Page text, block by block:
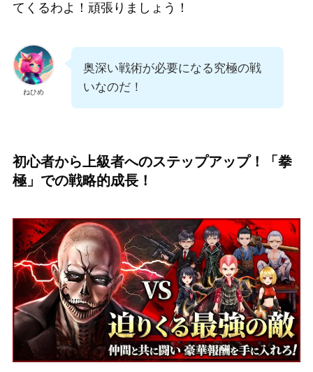
てくるわよ！頑張りましょう！
ねひめ
奥深い戦術が必要になる究極の戦
いなのだ！
初心者から上級者へのステップアップ！「拳
極」での戦略的成長！